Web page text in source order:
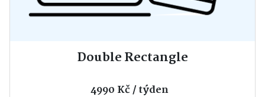
Double Rectangle
4990 Kč / týden